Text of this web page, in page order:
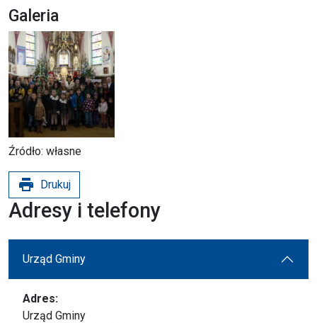
Galeria
Źródło: własne
print Drukuj
Adresy i telefony
Urząd Gminy
Adres:
Urząd Gminy